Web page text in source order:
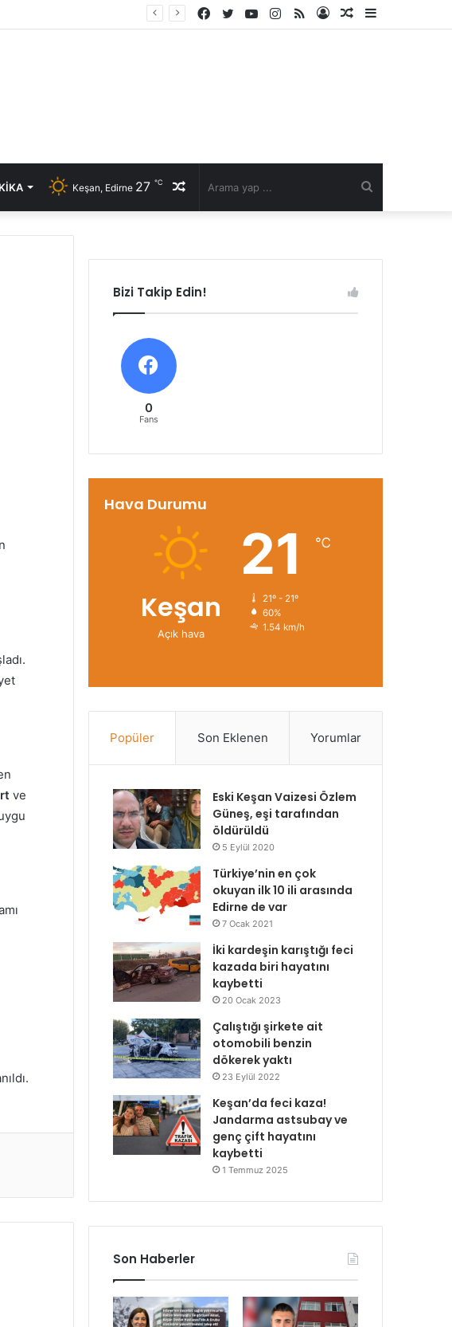
Keşan için iki önemli talep
Kenar
Rastgele
Kayıt
RSS
Instagram
YouTube
Twitter
Facebook
Rastgele
Keşan, Edirne 27 ℃
ve
Bizi Takip Edin!
0
Fans
Hava Durumu
Keşan
Açık hava
21 ℃
21º - 21º
60%
1.54 km/h
Popüler Son Eklenen Yorumlar
Eski Keşan Vaizesi Özlem
Güneş, eşi tarafından
öldürüldü
5 Eylül 2020
Türkiye’nin en çok
okuyan ilk 10 ili arasında
Edirne de var
7 Ocak 2021
İki kardeşin karıştığı feci
kazada biri hayatını
kaybetti
20 Ocak 2023
Çalıştığı şirkete ait
otomobili benzin
dökerek yaktı
23 Eylül 2022
Keşan’da feci kaza!
Jandarma astsubay ve
genç çift hayatını
kaybetti
1 Temmuz 2025
Son Haberler